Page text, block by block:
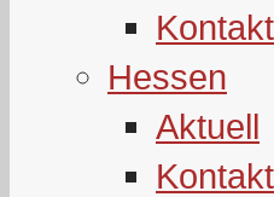
Hessen
Aktuell
Kontakt